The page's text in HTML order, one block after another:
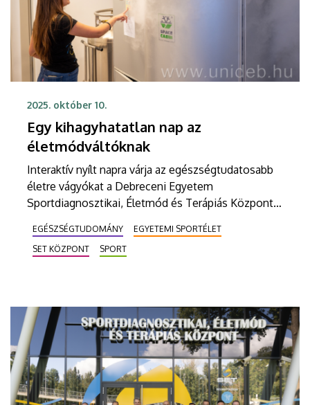
2025. október 10.
Egy kihagyhatatlan nap az
életmódváltóknak
Interaktív nyílt napra várja az egészségtudatosabb
életre vágyókat a Debreceni Egyetem
Sportdiagnosztikai, Életmód és Terápiás Központja
ingyenes előadásokkal, mérésekkel, dietetikai és
mozgásterápiás tanácsadással, rehabilitációs
EGÉSZSÉGTUDOMÁNY
EGYETEMI SPORTÉLET
SET KÖZPONT
SPORT